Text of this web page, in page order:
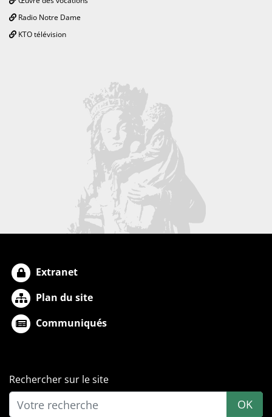
Radio Notre Dame
KTO télévision
Extranet
Plan du site
Communiqués
Rechercher sur le site
OK